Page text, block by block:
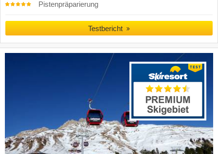
Pistenpräparierung
Testbericht